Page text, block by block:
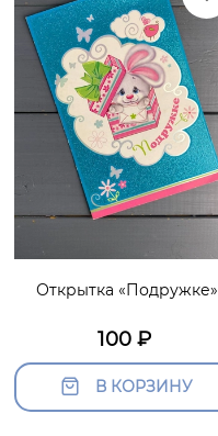
Открытка «Подружке»
100 ₽
В КОРЗИНУ